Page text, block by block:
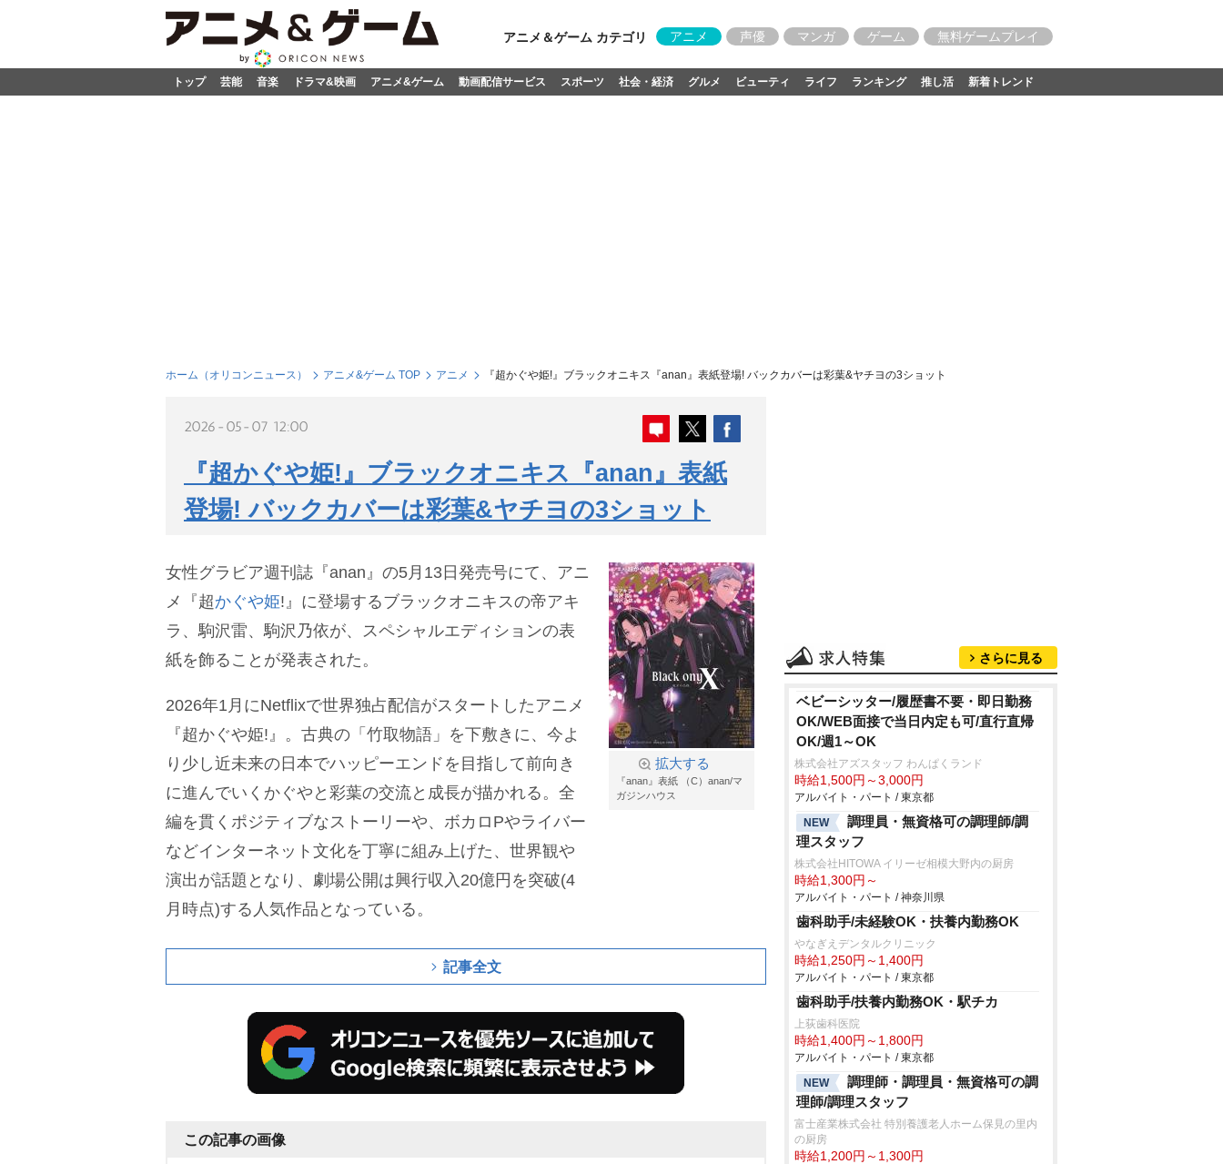
アニメ＆ゲーム カテゴリ アニメ 声優 マンガ ゲーム 無料ゲームプレイ
トップ 芸能 音楽 ドラマ&映画 アニメ&ゲーム 動画配信サービス スポーツ 社会・経済 グルメ ビューティ ライフ ランキング 推し活 新着トレンド
ホーム（オリコンニュース） アニメ&ゲーム TOP アニメ 『超かぐや姫!』ブラックオニキス『anan』表紙登場! バックカバーは彩葉&ヤチヨの3ショット
2026-05-07 12:00
『超かぐや姫!』ブラックオニキス『anan』表紙
登場! バックカバーは彩葉&ヤチヨの3ショット
拡大する
『anan』表紙 （C）anan/マ
ガジンハウス
女性グラビア週刊誌『anan』の5月13日発売号にて、アニ
メ『超かぐや姫!』に登場するブラックオニキスの帝アキ
ラ、駒沢雷、駒沢乃依が、スペシャルエディションの表
紙を飾ることが発表された。
2026年1月にNetflixで世界独占配信がスタートしたアニメ
『超かぐや姫!』。古典の「竹取物語」を下敷きに、今よ
り少し近未来の日本でハッピーエンドを目指して前向き
に進んでいくかぐやと彩葉の交流と成長が描かれる。全
編を貫くポジティブなストーリーや、ボカロPやライバー
などインターネット文化を丁寧に組み上げた、世界観
演出が話題となり、劇場公開は興行収入20億円を突破(4
月時点)する人気作品となっている。
記事全文
この記事の画像
さらに見る
ベビーシッター/履歴書不要・即日勤務
OK/WEB面接で当日内定も可/直行直帰
OK/週1～OK
株式会社アズスタッフ わんぱくランド
時給1,500円～3,000円
アルバイト・パート / 東京都
NEW
調理員・無資格可の調理師/調
理スタッフ
株式会社HITOWA イリーゼ相模大野内の厨房
時給1,300円～
アルバイト・パート / 神奈川県
歯科助手/未経験OK・扶養内勤務OK
なぎえデンタルクリニック
時給1,250円～1,400円
アルバイト・パート / 東京都
歯科助手/扶養内勤務OK・駅チカ
上荻歯科医院
時給1,400円～1,800円
アルバイト・パート / 東京都
NEW
調理師・調理員・無資格可の調
理師/調理スタッフ
富士産業株式会社 特別養護老人ホーム保見の里内
の厨房
時給1,200円～1,300円